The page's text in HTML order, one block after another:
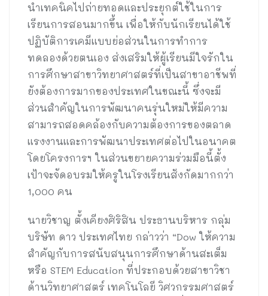
นำเทคนิคไปถ่ายทอดและประยุกต์ใช้ในการ
เรียนการสอนมากขึ้น เพื่อให้กับนักเรียนได้ใช้
ปฏิบัติการเคมีแบบย่อส่วนในการทำการ
ทดลองด้วยตนเอง ส่งเสริมให้ผู้เรียนมีใจรักใน
การศึกษาสาขาวิทยาศาสตร์ที่เป็นสาขาอาชีพที่
ยังต้องการมากของประเทศในขณะนี้ ซึ่งจะมี
ส่วนสำคัญในการพัฒนาคนรุ่นใหม่ให้มีความ
สามารถสอดคล้องกับความต้องการของตลาด
แรงงานและการพัฒนาประเทศต่อไปในอนาคต
โดยโครงการฯ ในส่วนขยายความร่วมมือนี้ตั้ง
เป้าจะจัดอบรมให้ครูในโรงเรียนสังกัดมากกว่า
1,000 คน
นายวิชาญ ตั้งเคียงศิริสิน ประธานบริหาร กลุ่ม
บริษัท ดาว ประเทศไทย กล่าวว่า “Dow ให้ความ
สำคัญกับการสนับสนุนการศึกษาด้านสะเต็ม
หรือ STEM Education ที่ประกอบด้วยสาขาวิชา
ด้านวิทยาศาสตร์ เทคโนโลยี วิศวกรรมศาสตร์